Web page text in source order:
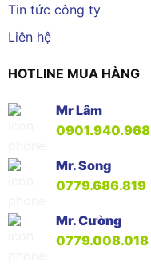
Tin tức công ty
Liên hệ
HOTLINE MUA HÀNG
Mr Lâm
0901.940.968
Mr. Song
0779.686.819
Mr. Cường
0779.008.018